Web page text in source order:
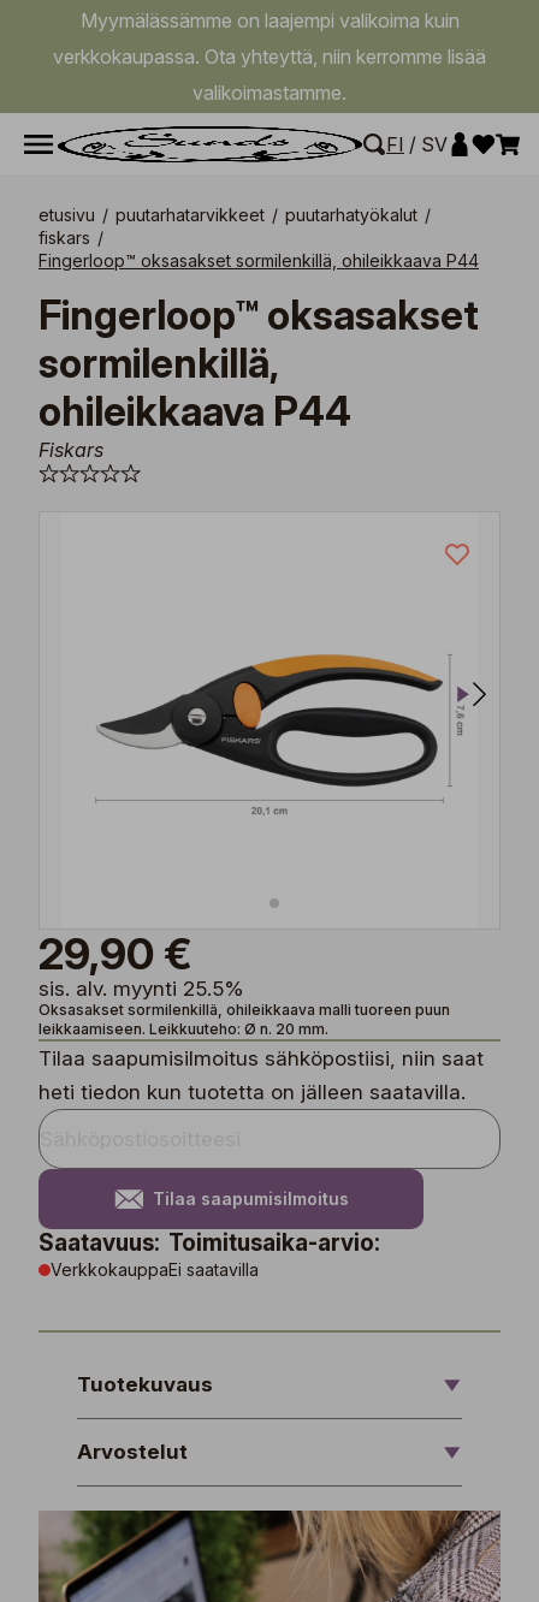
Myymälässämme on laajempi valikoima kuin
verkkokaupassa. Ota yhteyttä, niin kerromme lisää
valikoimastamme.
FI / SV
etusivu / puutarhatarvikkeet / puutarhatyökalut /
fiskars /
Fingerloop™ oksasakset sormilenkillä, ohileikkaava P44
Fingerloop™ oksasakset
sormilenkillä,
ohileikkaava P44
Fiskars
29,90 €
sis. alv. myynti 25.5%
Oksasakset sormilenkillä, ohileikkaava malli tuoreen puun
leikkaamiseen. Leikkuuteho: Ø n. 20 mm.
Tilaa saapumisilmoitus sähköpostiisi, niin saat
heti tiedon kun tuotetta on jälleen saatavilla.
Tilaa saapumisilmoitus
Saatavuus:
Verkkokauppa
Toimitusaika-arvio:
Ei saatavilla
Tuotekuvaus
Arvostelut